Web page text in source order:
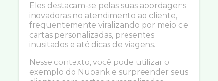
Eles destacam-se pelas suas abordagens
inovadoras no atendimento ao cliente,
frequentemente viralizando por meio de
cartas personalizadas, presentes
inusitados e até dicas de viagens.
Nesse contexto, você pode utilizar o
exemplo do Nubank e surpreender seus